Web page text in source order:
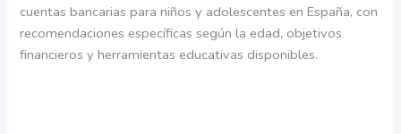
cuentas bancarias para niños y adolescentes en España, con
recomendaciones específicas según la edad, objetivos
financieros y herramientas educativas disponibles.